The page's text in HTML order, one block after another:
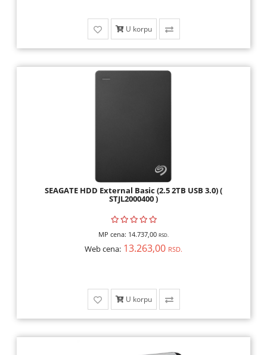
U korpu
SEAGATE HDD External Basic (2.5 2TB USB 3.0) (
STJL2000400 )
MP cena: 14.737,00 RSD.
Web cena: 13.263,00 RSD.
U korpu